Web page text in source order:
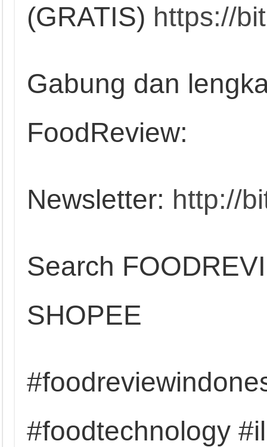
(GRATIS) https://
Gabung dan
FoodReview:
Newsletter: http://
Search
SHOPEE
#foodtechnology